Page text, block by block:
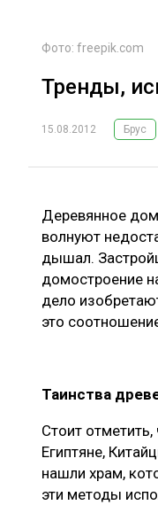
Фото: freepik.com
Тренды,
15.08.2012 Брус
Деревянное
волнуют
дышал.
домостроение
дело
это
Таинства
Стоит
Египтяне,
нашли храм,
эти методы